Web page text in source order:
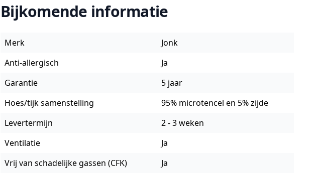
Bijkomende informatie
Merk
Jonk
Anti-allergisch
Ja
Garantie
5 jaar
Hoes/tijk samenstelling
95% microtencel en 5% zijde
Levertermijn
2 - 3 weken
Ventilatie
Ja
Vrij van schadelijke gassen (CFK)
Ja